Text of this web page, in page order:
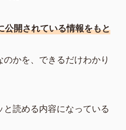
公開されている情報をもと
のかを、できるだけわかり
読める内容になっている